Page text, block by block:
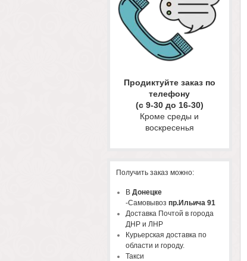
Продиктуйте заказ по
телефону
(с 9-30 до 16-30)
Кроме среды и
воскресенья
Получить заказ можно:
В Донецке
-Самовывоз пр.Ильича 91
Доставка Почтой в города
ДНР и ЛНР
Курьерская доставка по
области и городу.
Такси